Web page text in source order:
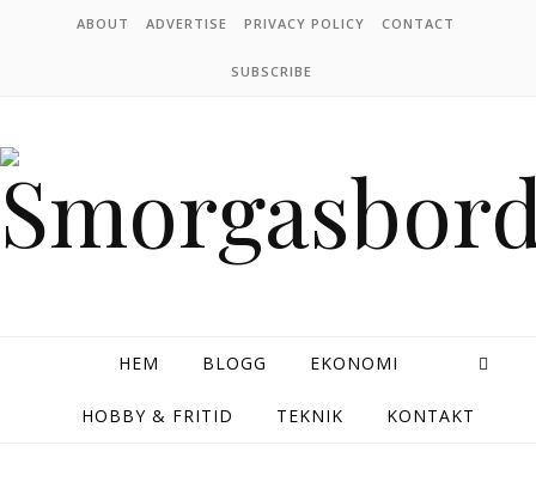
Skip to content
ABOUT ADVERTISE PRIVACY POLICY CONTACT
SUBSCRIBE
HEM BLOGG EKONOMI
HOBBY & FRITID TEKNIK KONTAKT